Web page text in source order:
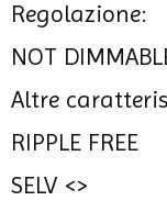
Regolazione:
NOT
Altre
RIPPLE FREE
SELV <>